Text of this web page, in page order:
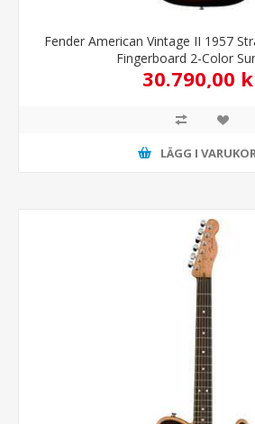
Fender American Vintage II 1957
Fingerboard 2-Color
30.790,00
LÄGG I